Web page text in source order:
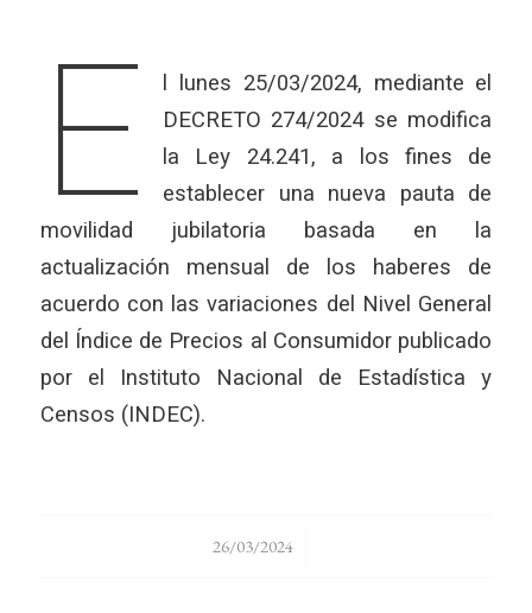
E
l lunes 25/03/2024, mediante el
DECRETO 274/2024 se modifica
la Ley 24.241, a los fines de
establecer una nueva pauta de
movilidad jubilatoria basada en la
actualización mensual de los haberes de
acuerdo con las variaciones del Nivel General
del Índice de Precios al Consumidor publicado
por el Instituto Nacional de Estadística y
Censos (INDEC).
26/03/2024
/